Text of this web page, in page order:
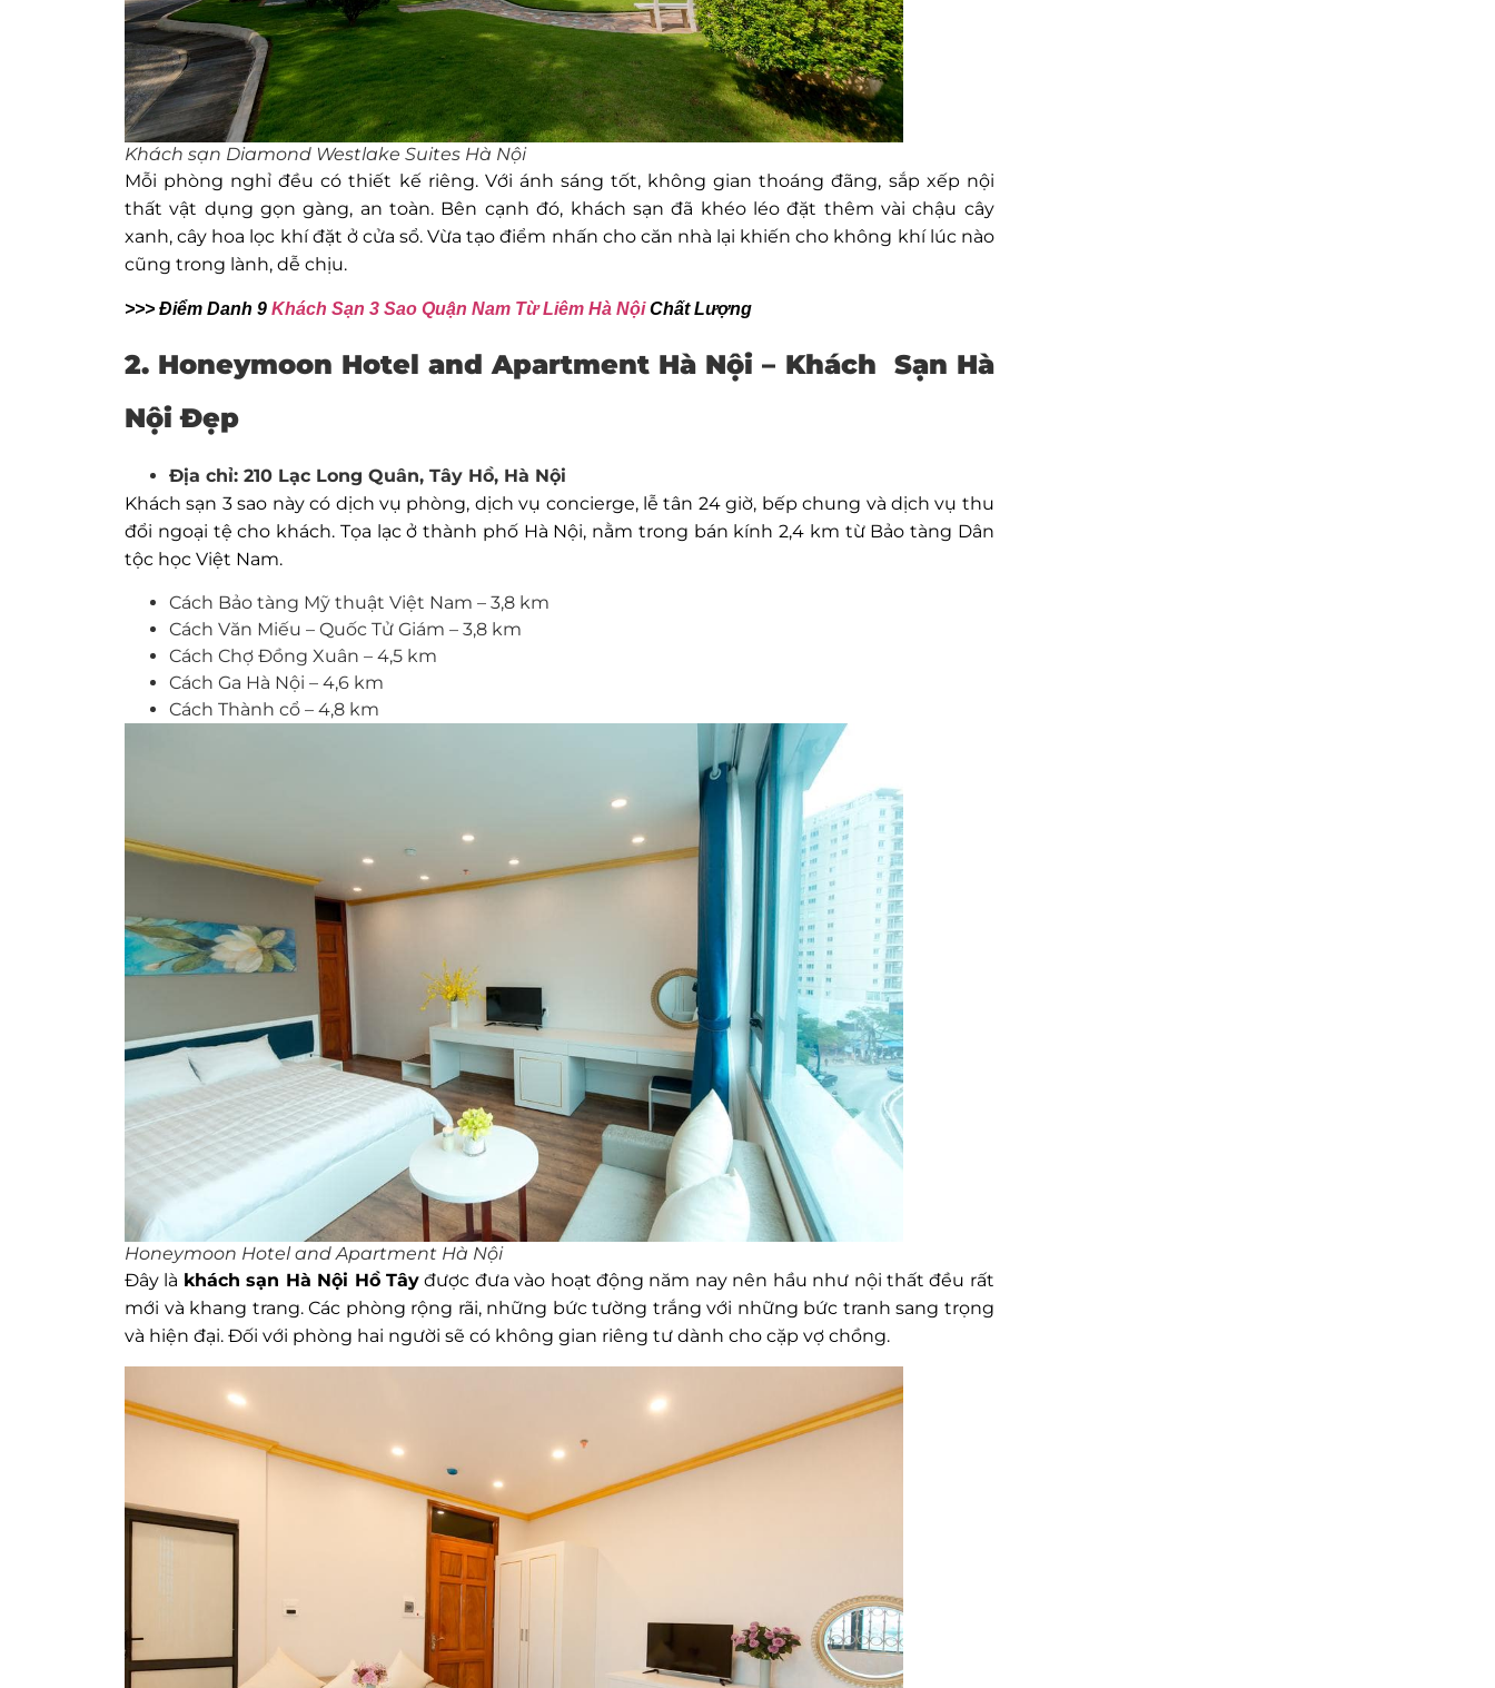
Khách sạn Diamond Westlake Suites Hà Nội
Mỗi phòng nghỉ đều có thiết kế riêng. Với ánh sáng tốt, không gian thoáng đãng, sắp xếp nội
thất vật dụng gọn gàng, an toàn. Bên cạnh đó, khách sạn đã khéo léo đặt thêm vài chậu cây
xanh, cây hoa lọc khí đặt ở cửa sổ. Vừa tạo điểm nhấn cho căn nhà lại khiến cho không khí lúc nào
cũng trong lành, dễ chịu.
>>> Điểm Danh 9 Khách Sạn 3 Sao Quận Nam Từ Liêm Hà NộiChất Lượng
2. Honeymoon Hotel and Apartment Hà Nội – Khách Sạn Hà
Nội Đẹp
Địa chỉ: 210 Lạc Long Quân, Tây Hồ, Hà Nội
Khách sạn 3 sao này có dịch vụ phòng, dịch vụ concierge, lễ tân 24 giờ, bếp chung và dịch vụ thu
đổi ngoại tệ cho khách. Tọa lạc ở thành phố Hà Nội, nằm trong bán kính 2,4 km từ Bảo tàng Dân
tộc học Việt Nam.
Cách Bảo tàng Mỹ thuật Việt Nam – 3,8 km
Cách Văn Miếu – Quốc Tử Giám – 3,8 km
Cách Chợ Đồng Xuân – 4,5 km
Cách Ga Hà Nội – 4,6 km
Cách Thành cổ – 4,8 km
Honeymoon Hotel and Apartment Hà Nội
Đây là khách sạn Hà Nội Hồ Tâyđược đưa vào hoạt động năm nay nên hầu như nội thất đều rất
mới và khang trang. Các phòng rộng rãi, những bức tường trắng với những bức tranh sang trọng
và hiện đại. Đối với phòng hai người sẽ có không gian riêng tư dành cho cặp vợ chồng.